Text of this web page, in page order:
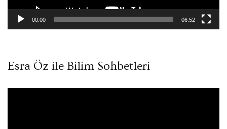
00:00 06:52
Esra Öz ile Bilim Sohbetleri